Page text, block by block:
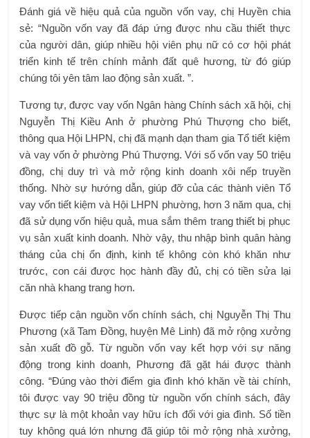
Đánh giá về hiệu quả của nguồn vốn vay, chị Huyền chia
sẻ: “Nguồn vốn vay đã đáp ứng được nhu cầu thiết thực
của người dân, giúp nhiều hội viên phụ nữ có cơ hội phát
triển kinh tế trên chính mảnh đất quê hương, từ đó giúp
chúng tôi yên tâm lao động sản xuất. ”.
Tương tự, được vay vốn Ngân hàng Chính sách xã hội, chị
Nguyễn Thị Kiều Anh ở phường Phú Thượng cho biết,
thông qua Hội LHPN, chị đã mạnh dạn tham gia Tổ tiết kiệm
và vay vốn ở phường Phú Thượng. Với số vốn vay 50 triệu
đồng, chị duy trì và mở rộng kinh doanh xôi nếp truyền
thống. Nhờ sự hướng dẫn, giúp đỡ của các thành viên Tổ
vay vốn tiết kiệm và Hội LHPN phường, hơn 3 năm qua, chị
đã sử dụng vốn hiệu quả, mua sắm thêm trang thiết bị phục
vụ sản xuất kinh doanh. Nhờ vậy, thu nhập bình quân hàng
tháng của chị ổn định, kinh tế không còn khó khăn như
trước, con cái được học hành đầy đủ, chị có tiền sửa lại
căn nhà khang trang hơn.
Được tiếp cận nguồn vốn chính sách, chị Nguyễn Thị Thu
Phương (xã Tam Đồng, huyện Mê Linh) đã mở rộng xưởng
sản xuất đồ gỗ. Từ nguồn vốn vay kết hợp với sự năng
động trong kinh doanh, Phương đã gặt hái được thành
công. “Đúng vào thời điểm gia đình khó khăn về tài chính,
tôi được vay 90 triệu đồng từ nguồn vốn chính sách, đây
thực sự là một khoản vay hữu ích đối với gia đình. Số tiền
tuy không quá lớn nhưng đã giúp tôi mở rộng nhà xưởng,